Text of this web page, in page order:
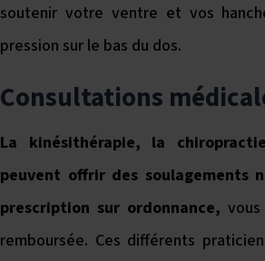
soutenir votre ventre et vos
pression sur le bas du dos.
Consultations
La kinésithérapie, la
peuvent offrir des soulagements
prescription sur ordonnance,
remboursée. Ces différents